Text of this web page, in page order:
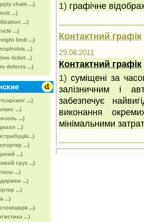
chain ...)
...)
...)
...)
limit ...)
...)
ticket ..)
defects ...)
...)
...)
...)
...)
...)
...)
груз ...)
...)
...)
...)
...)
...)
...)
1) графічне
Контактний графік
29.08.2011
Контактний графік
1) суміщені за
залізничним і
забезпечує
виконання
мінімальними